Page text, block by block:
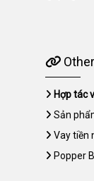
Other
Hợp tác
Sản
Vay tiền
Popper